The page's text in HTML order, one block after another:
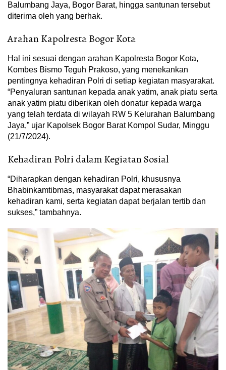
Balumbang Jaya, Bogor Barat, hingga santunan tersebut
diterima oleh yang berhak.
Arahan Kapolresta Bogor Kota
Hal ini sesuai dengan arahan Kapolresta Bogor Kota,
Kombes Bismo Teguh Prakoso, yang menekankan
pentingnya kehadiran Polri di setiap kegiatan masyarakat.
“Penyaluran santunan kepada anak yatim, anak piatu serta
anak yatim piatu diberikan oleh donatur kepada warga
yang telah terdata di wilayah RW 5 Kelurahan Balumbang
Jaya,” ujar Kapolsek Bogor Barat Kompol Sudar, Minggu
(21/7/2024).
Kehadiran Polri dalam Kegiatan Sosial
“Diharapkan dengan kehadiran Polri, khususnya
Bhabinkamtibmas, masyarakat dapat merasakan
kehadiran kami, serta kegiatan dapat berjalan tertib dan
sukses,” tambahnya.